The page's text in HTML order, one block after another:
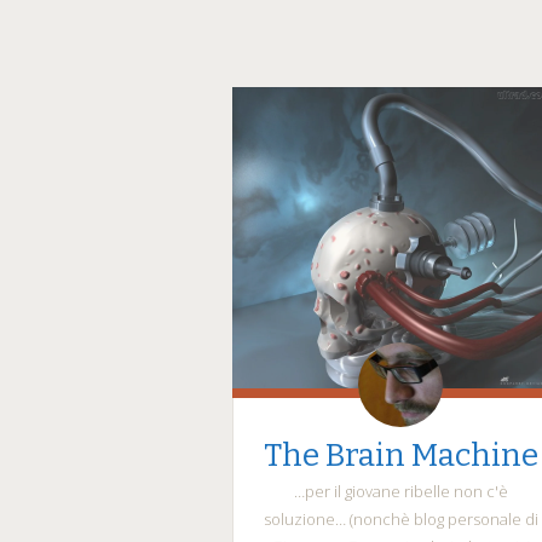
The Brain Machine
…per il giovane ribelle non c'è
soluzione… (nonchè blog personale di